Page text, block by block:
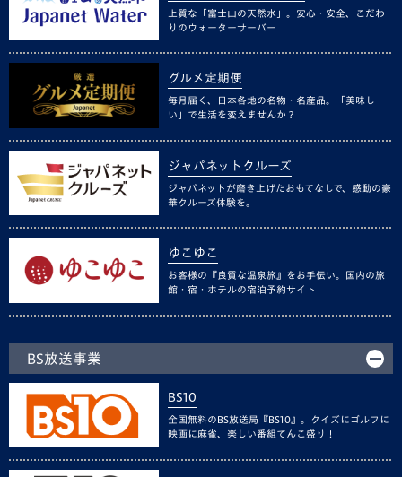
上質な「富士山の天然水」。安心・安全、こだわ
りのウォーターサーバー
グルメ定期便
毎月届く、日本各地の名物・名産品。「美味し
い」で生活を変えませんか？
ジャパネットクルーズ
ジャパネットが磨き上げたおもてなしで、感動の豪
華クルーズ体験を。
ゆこゆこ
お客様の『良質な温泉旅』をお手伝い。国内の旅
館・宿・ホテルの宿泊予約サイト
BS放送事業
BS10
全国無料のBS放送局『BS10』。クイズにゴルフに
映画に麻雀、楽しい番組てんこ盛り！